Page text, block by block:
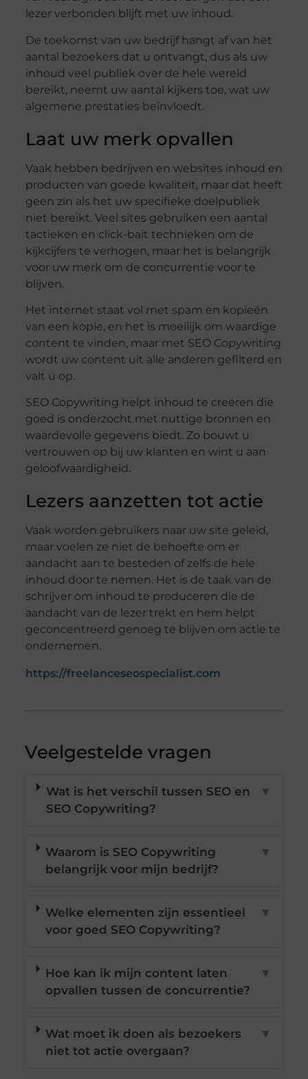
lezer verbonden blijft met uw inhoud.
De toekomst van uw bedrijf hangt af van het
aantal bezoekers dat u ontvangt, dus als uw
inhoud veel publiek over de hele wereld
bereikt, neemt uw aantal kijkers toe, wat uw
algemene prestaties beïnvloedt.
Laat uw merk opvallen
Vaak hebben bedrijven en websites inhoud en
producten van goede kwaliteit, maar dat heeft
geen zin als het uw specifieke doelpubliek
niet bereikt. Veel sites gebruiken een aantal
tactieken en click-bait technieken om de
kijkcijfers te verhogen, maar het is belangrijk
voor uw merk om de concurrentie voor te
blijven.
Het internet staat vol met spam en kopieën
van een kopie, en het is moeilijk om waardige
content te vinden, maar met SEO Copywriting
wordt uw content uit alle anderen gefilterd en
valt u op.
SEO Copywriting helpt inhoud te creëren die
goed is onderzocht met nuttige bronnen en
waardevolle gegevens biedt. Zo bouwt u
vertrouwen op bij uw klanten en wint u aan
geloofwaardigheid.
Lezers aanzetten tot actie
Vaak worden gebruikers naar uw site geleid,
maar voelen ze niet de behoefte om er
aandacht aan te besteden of zelfs de hele
inhoud door te nemen. Het is de taak van de
schrijver om inhoud te produceren die de
aandacht van de lezer trekt en hem helpt
geconcentreerd genoeg te blijven om actie te
ondernemen.
https://freelanceseospecialist.com
Veelgestelde vragen
Wat is het verschil tussen SEO en
SEO Copywriting?
▼
Waarom is SEO Copywriting
belangrijk voor mijn bedrijf?
▼
Welke elementen zijn essentieel
voor goed SEO Copywriting?
▼
Hoe kan ik mijn content laten
opvallen tussen de concurrentie?
▼
Wat moet ik doen als bezoekers
niet tot actie overgaan?
▼